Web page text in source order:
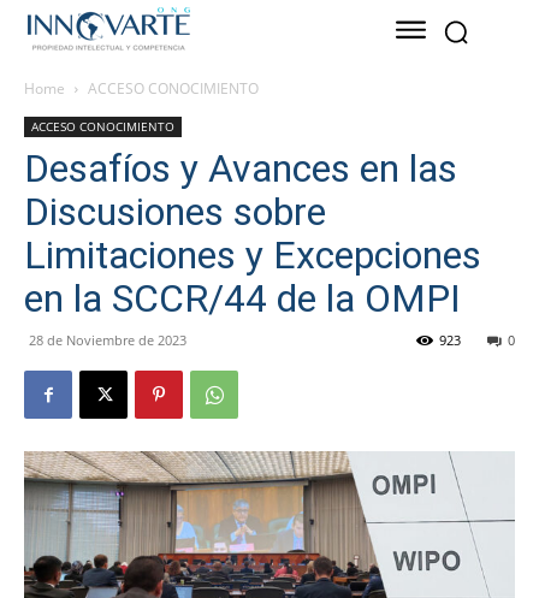
Home ACCESO CONOCIMIENTO
ACCESO CONOCIMIENTO
Desafíos y Avances en las
Discusiones sobre
Limitaciones y Excepciones
en la SCCR/44 de la OMPI
28 de Noviembre de 2023 0
923